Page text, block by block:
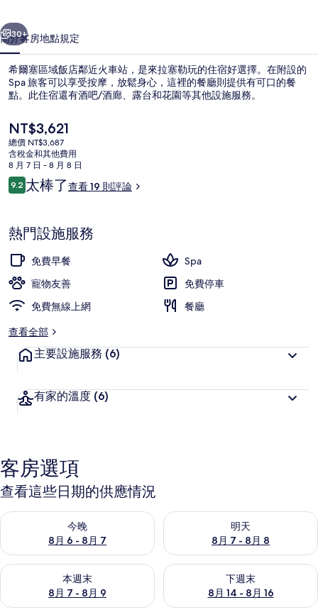
的
相
片
集
個 下一個
30+
簡介客房地點規定
希爾塞區域飯店鄰近火車站，是來拉塞勒玩的住宿好選擇。在附設的
Spa 旅客可以享受按摩，放鬆身心，這裡的餐廳則提供有可口的餐
點。此住宿還有酒吧/酒廊、露台和花園等其他設施服務。
目
前
的
價
格
是
NT$3,621
總價 NT$3,687
含稅金和其他費用
8 月 7 日 - 8 月 8 日
評
論
9.29.2 分，滿分 10 分，
太棒了查看 19 則評論
熱門設施服務
免費早餐
Spa
寵物友善
免費停車
免費無線上網
餐廳
查看全部
主要設施服務 (6)
有家的溫度 (6)
客房選項
查看這些日期的供應情況
今晚
8月 6 - 8月 7
查看今晚 (8月 6 - 8月 7) 的供應情況
明天
8月 7 - 8月 8
查看明天 (8月 7 - 8月 8) 的供
本週末
8月 7 - 8月 9
查看本週末 (8月 7 - 8月 9) 的供應情況
下週末
8月 14 - 8月 16
查看下週末 (8月 14 - 8月 16)